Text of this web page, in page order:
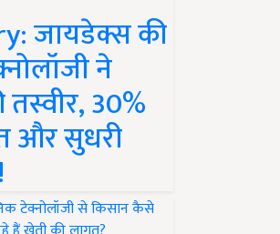
जायडेक्स की
ने
30%
और सुधरी